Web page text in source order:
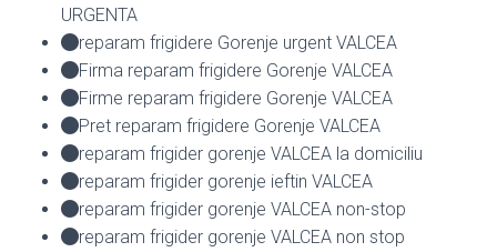
URGENTA
reparam frigidere Gorenje urgent VALCEA
Firma reparam frigidere Gorenje VALCEA
Firme reparam frigidere Gorenje VALCEA
Pret reparam frigidere Gorenje VALCEA
reparam frigider gorenje VALCEA la domiciliu
reparam frigider gorenje ieftin VALCEA
reparam frigider gorenje VALCEA non-stop
reparam frigider gorenje VALCEA non stop